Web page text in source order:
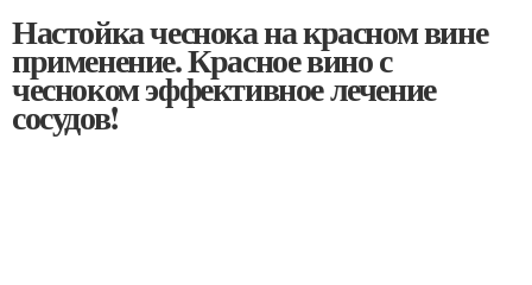
Настойка чеснока на красном вине
применение. Красное вино с
чесноком эффективное лечение
сосудов!